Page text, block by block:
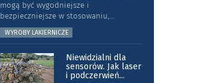
mogą być wygodniejsze i
bezpieczniejsze w stosowaniu,...
WYROBY LAKIERNICZE
Niewidzialni dla
sensorów. Jak laser
i podczerwień...